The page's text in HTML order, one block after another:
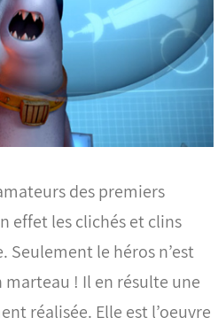
des premiers
effet les clichés et clins
Seulement le héros n’est
! Il en résulte une
réalisée. Elle est l’oeuvre